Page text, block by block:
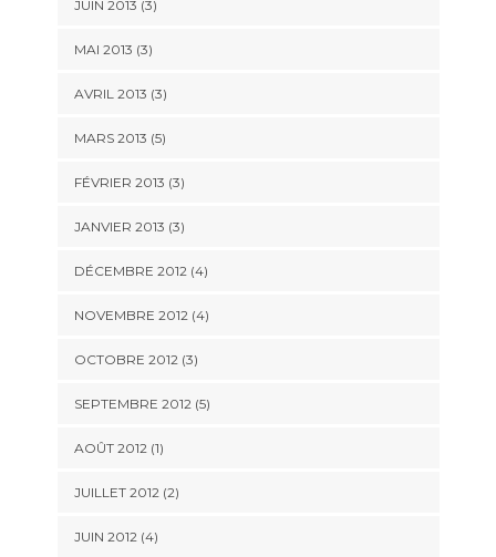
JUIN 2013 (3)
MAI 2013 (3)
AVRIL 2013 (3)
MARS 2013 (5)
FÉVRIER 2013 (3)
JANVIER 2013 (3)
DÉCEMBRE 2012(4)
NOVEMBRE 2012(4)
OCTOBRE 2012(3)
SEPTEMBRE 2012(5)
AOÛT 2012(1)
JUILLET 2012(2)
JUIN 2012(4)